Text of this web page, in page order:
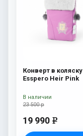
Конверт в коляску
Esspero Heir Pink
23 500 р
19 990 e
В наличии